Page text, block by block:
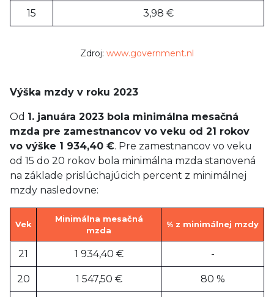
15 3,98 €
Zdroj: www.government.nl
Výška mzdy v roku 2023
Od 1. januára 2023 bola minimálna mesačná
mzda pre zamestnancov vo veku od 21 rokov
vo výške 1 934,40 €. Pre zamestnancov vo veku
od 15 do 20 rokov bola minimálna mzda stanovená
na základe prislúchajúcich percent z minimálnej
mzdy nasledovne:
Vek
Minimálna mesačná
mzda
% z minimálnej mzdy
21 1 934,40 € -
20 1 547,50 € 80 %